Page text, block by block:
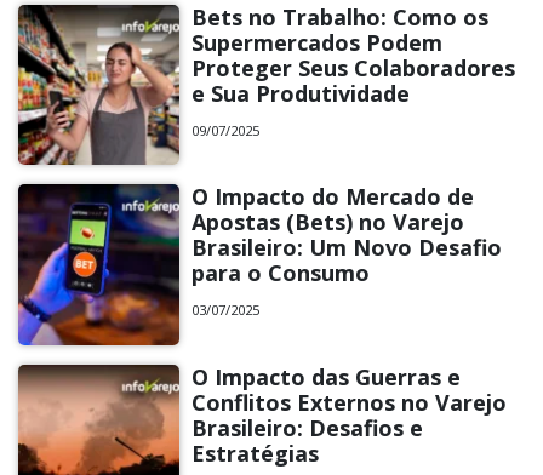
Bets no Trabalho: Como os
Supermercados Podem
Proteger Seus Colaboradores
e Sua Produtividade
09/07/2025
O Impacto do Mercado de
Apostas (Bets) no Varejo
Brasileiro: Um Novo Desafio
para o Consumo
03/07/2025
O Impacto das Guerras e
Conflitos Externos no Varejo
Brasileiro: Desafios e
Estratégias